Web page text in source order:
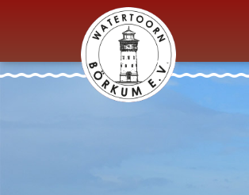
Wassermuseum